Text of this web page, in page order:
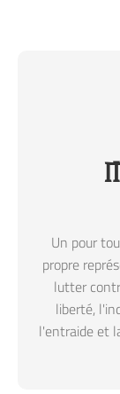
Un pour
propre
lutter
liberté,
l'entraide et